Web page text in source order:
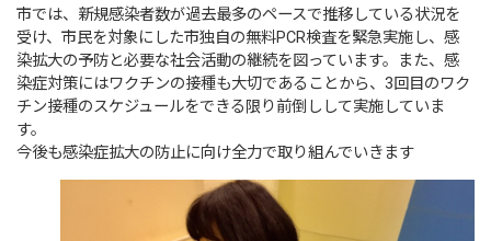
市では、新規感染者数が過去最多のペースで推移している状況を
受け、市民を対象にした市独自の無料PCR検査を緊急実施し、感
染拡大の予防と必要な社会活動の継続を図っています。また、感
染症対策にはワクチンの接種も大切であることから、3回目のワク
チン接種のスケジュールをできる限り前倒しして実施していま
す。
今後も感染症拡大の防止に向け全力で取り組んでいきます